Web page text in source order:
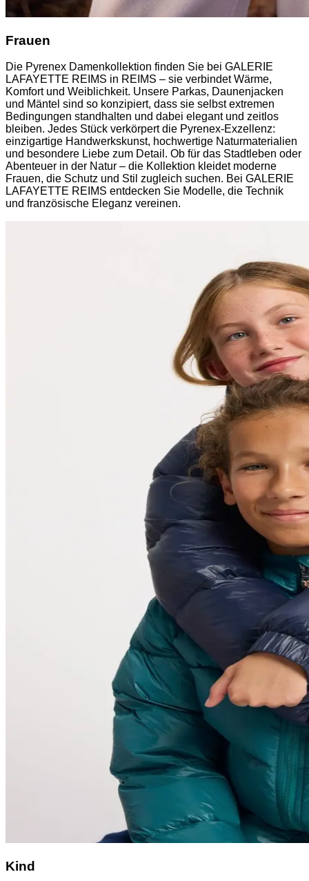
Frauen
Die Pyrenex Damenkollektion finden Sie bei GALERIE
LAFAYETTE REIMS in REIMS – sie verbindet Wärme,
Komfort und Weiblichkeit. Unsere Parkas, Daunenjacken
und Mäntel sind so konzipiert, dass sie selbst extremen
Bedingungen standhalten und dabei elegant und zeitlos
bleiben. Jedes Stück verkörpert die Pyrenex-Exzellenz:
einzigartige Handwerkskunst, hochwertige Naturmaterialien
und besondere Liebe zum Detail. Ob für das Stadtleben oder
Abenteuer in der Natur – die Kollektion kleidet moderne
Frauen, die Schutz und Stil zugleich suchen. Bei GALERIE
LAFAYETTE REIMS entdecken Sie Modelle, die Technik
und französische Eleganz vereinen.
Kind